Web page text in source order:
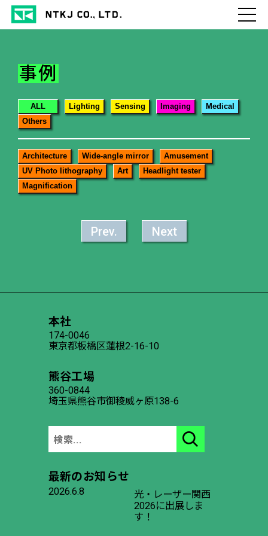
事例
ALL Lighting Sensing Imaging
Medical
Others
Architecture Wide-angle mirror
Amusement
UV Photo lithography
Art
Headlight tester
Magnification
Prev. Next
本社
174-0046
東京都板橋区蓮根2-16-10
熊谷工場
360-0844
埼玉県熊谷市御稜威ヶ原138-6
最新のお知らせ
2026.6.8
光・レーザー関西
2026に出展しま
す！